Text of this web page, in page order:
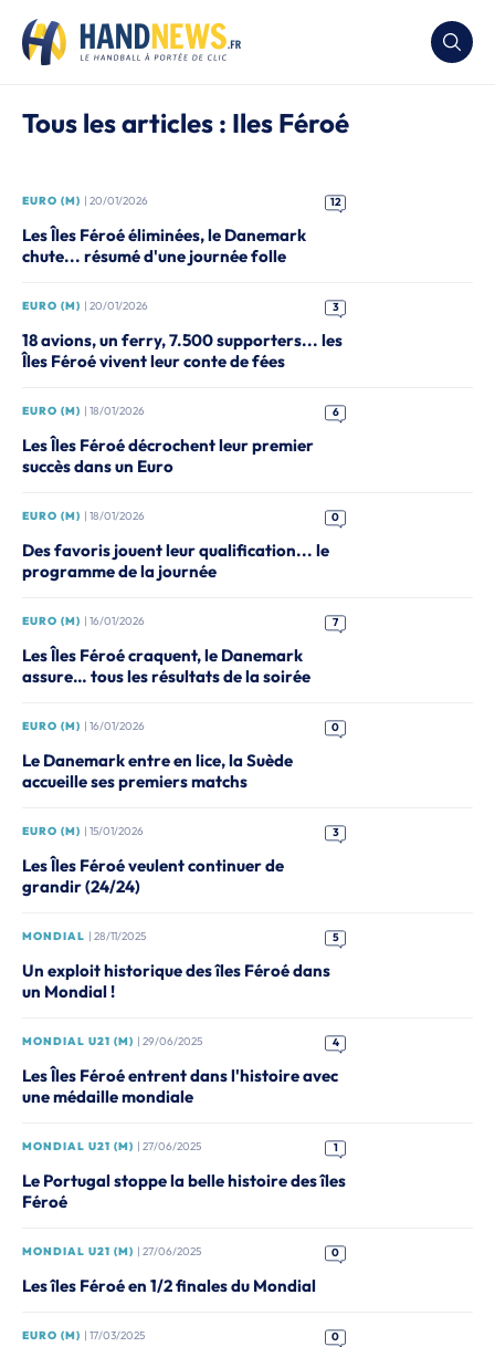
Tous les articles : Iles Féroé
EURO (M) | 20/01/2026 12
Les Îles Féroé éliminées, le Danemark
chute... résumé d'une journée folle
EURO (M) | 20/01/2026 3
18 avions, un ferry, 7.500 supporters... les
Îles Féroé vivent leur conte de fées
EURO (M) | 18/01/2026 6
Les Îles Féroé décrochent leur premier
succès dans un Euro
EURO (M) | 18/01/2026 0
Des favoris jouent leur qualification... le
programme de la journée
EURO (M) | 16/01/2026 7
Les Îles Féroé craquent, le Danemark
assure… tous les résultats de la soirée
EURO (M) | 16/01/2026 0
Le Danemark entre en lice, la Suède
accueille ses premiers matchs
EURO (M) | 15/01/2026 3
Les Îles Féroé veulent continuer de
grandir (24/24)
MONDIAL | 28/11/2025 5
Un exploit historique des îles Féroé dans
un Mondial !
MONDIAL U21 (M) | 29/06/2025 4
Les Îles Féroé entrent dans l'histoire avec
une médaille mondiale
MONDIAL U21 (M) | 27/06/2025 1
Le Portugal stoppe la belle histoire des îles
Féroé
MONDIAL U21 (M) | 27/06/2025 0
Les îles Féroé en 1/2 finales du Mondial
EURO (M) | 17/03/2025 0